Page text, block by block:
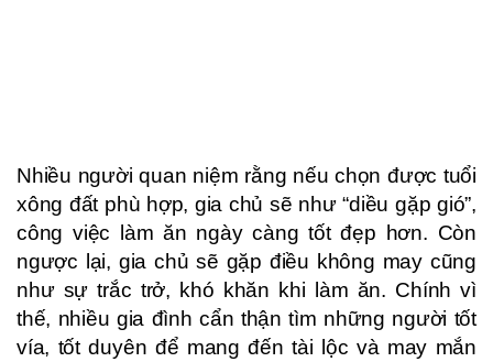
Nhiều người quan niệm rằng nếu chọn được tuổi
xông đất phù hợp, gia chủ sẽ như “diều gặp gió”,
công việc làm ăn ngày càng tốt đẹp hơn. Còn
ngược lại, gia chủ sẽ gặp điều không may cũng
như sự trắc trở, khó khăn khi làm ăn. Chính vì
thế, nhiều gia đình cẩn thận tìm những người tốt
vía, tốt duyên để mang đến tài lộc và may mắn